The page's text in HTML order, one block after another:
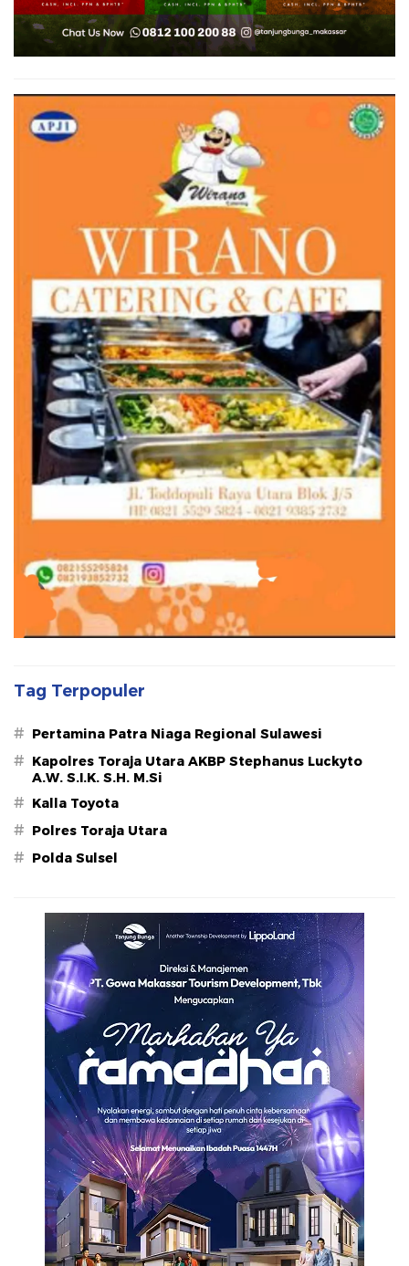
Tag Terpopuler
# Pertamina Patra Niaga Regional Sulawesi
# Kapolres Toraja Utara AKBP Stephanus Luckyto
A.W. S.I.K. S.H. M.Si
# Kalla Toyota
# Polres Toraja Utara
# Polda Sulsel